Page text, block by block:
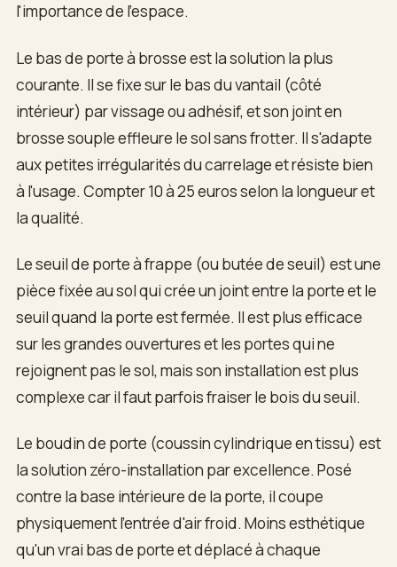
l'importance de l'espace.
Le bas de porte à brosse est la solution la plus
courante. Il se fixe sur le bas du vantail (côté
intérieur) par vissage ou adhésif, et son joint en
brosse souple effleure le sol sans frotter. Il s'adapte
aux petites irrégularités du carrelage et résiste bien
à l'usage. Compter 10 à 25 euros selon la longueur et
la qualité.
Le seuil de porte à frappe (ou butée de seuil) est une
pièce fixée au sol qui crée un joint entre la porte et le
seuil quand la porte est fermée. Il est plus efficace
sur les grandes ouvertures et les portes qui ne
rejoignent pas le sol, mais son installation est plus
complexe car il faut parfois fraiser le bois du seuil.
Le boudin de porte (coussin cylindrique en tissu) est
la solution zéro-installation par excellence. Posé
contre la base intérieure de la porte, il coupe
physiquement l'entrée d'air froid. Moins esthétique
qu'un vrai bas de porte et déplacé à chaque